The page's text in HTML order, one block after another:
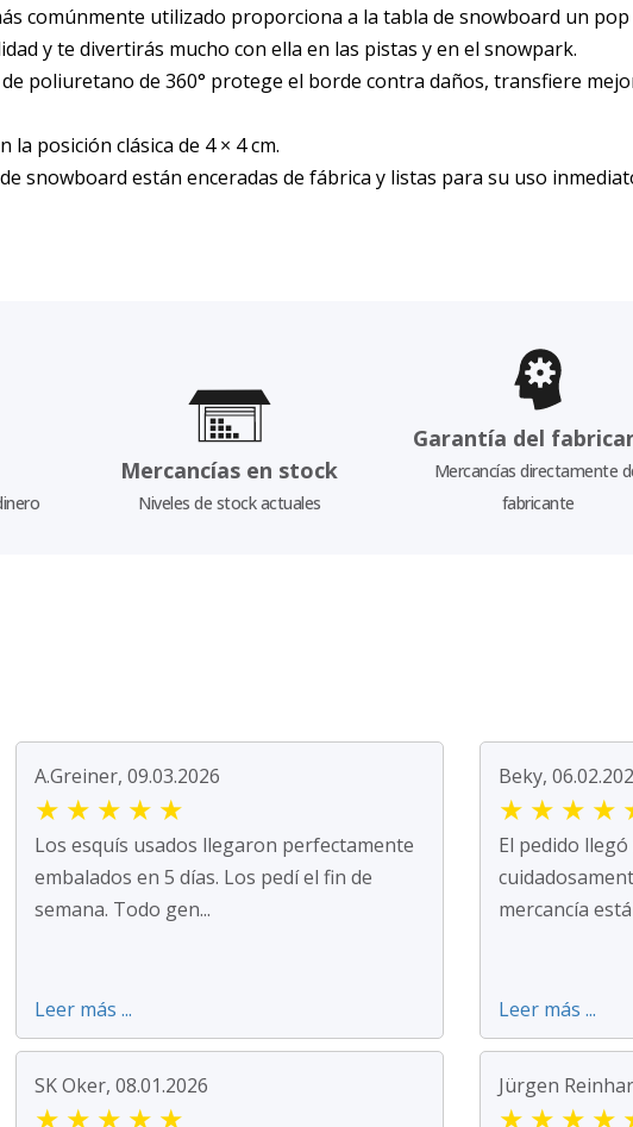
comúnmente utilizado proporciona a la tabla de snowboard un
y te divertirás mucho con ella en las pistas y en el snowpark.
poliuretano de 360° protege el borde contra daños, transfiere
posición clásica de 4 × 4 cm.
snowboard están enceradas de fábrica y listas para su uso
Mercancías en stock
Niveles de stock actuales
Garantía del
Mercancías directamente
fabricante
A.Greiner, 09.03.2026
★ ★ ★ ★ ★
Los esquís usados llegaron perfectamente
embalados en 5 días. Los pedí el fin de
semana. Todo gen...
Leer más ...
Beky,
★ ★ ★ ★
El pedido
mercancía
Leer más ...
SK Oker, 08.01.2026
★ ★ ★ ★ ★
Jürgen
★ ★ ★ ★